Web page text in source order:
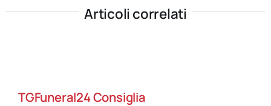
Articoli correlati
TGFuneral24 Consiglia